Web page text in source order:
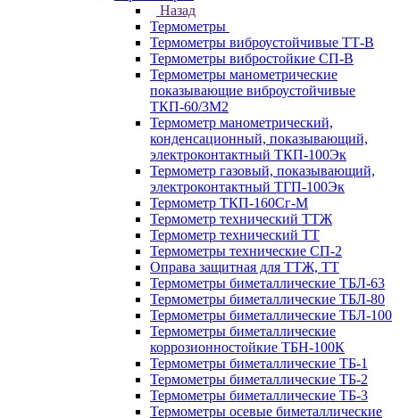
Назад
Термометры
Термометры виброустойчивые ТТ-В
Термометры вибростойкие СП-В
Термометры манометрические
показывающие виброустойчивые
ТКП-60/3М2
Термометр манометрический,
конденсационный, показывающий,
электроконтактный ТКП-100Эк
Термометр газовый, показывающий,
электроконтактный ТГП-100Эк
Термометр ТКП-160Сг-М
Термометр технический ТТЖ
Термометр технический ТТ
Термометры технические СП-2
Оправа защитная для ТТЖ, ТТ
Термометры биметаллические ТБЛ-63
Термометры биметаллические ТБЛ-80
Термометры биметаллические ТБЛ-100
Термометры биметаллические
коррозионностойкие ТБН-100К
Термометры биметаллические ТБ-1
Термометры биметаллические ТБ-2
Термометры биметаллические ТБ-3
Термометры осевые биметаллические